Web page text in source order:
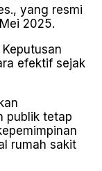
yang resmi
2025.
efektif sejak
publik tetap
rumah sakit